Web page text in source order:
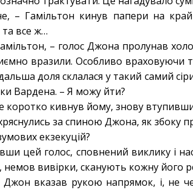
– Гамільтон кинув папери на
та все ж…
– голос Джона пролунав
вразили. Особливо
доля склалася у такий самий
Вардена. – Я можу йти?
коротко кивнув йому, знову
за спиною Джона, як збоку
екзекуцій?
цей голос, сповнений виклику і
немов вивірки, сканують кожну його
Джон вказав рукою напрямок, і, не